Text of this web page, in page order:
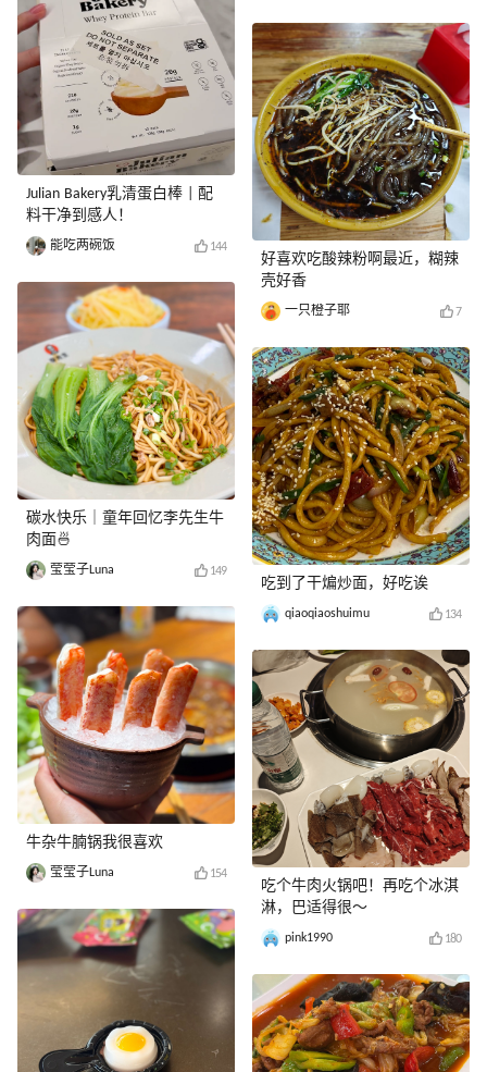
Julian Bakery乳清蛋白棒 | 配
料干净到感人！
能吃两碗饭 144
碳水快乐｜童年回忆李先生牛
肉面🍜
莹莹子Luna 149
牛杂牛腩锅我很喜欢
莹莹子Luna 154
好喜欢吃酸辣粉啊最近，糊辣
壳好香
一只橙子耶 7
吃到了干煸炒面，好吃诶
qiaoqiaoshuimu 134
吃个牛肉火锅吧！再吃个冰淇
淋，巴适得很～
pink1990 180